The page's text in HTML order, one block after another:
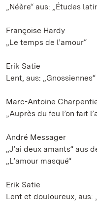
„Néère“ aus: „Études
Françoise Hardy
„Le temps de l’amour“
Erik Satie
Lent, aus: „Gnossiennes“
Marc-Antoine
„Auprès du feu l’on fait
André Messager
„J’ai deux amants“ aus
„L’amour masqué“
Erik Satie
Lent et douloureux, aus: